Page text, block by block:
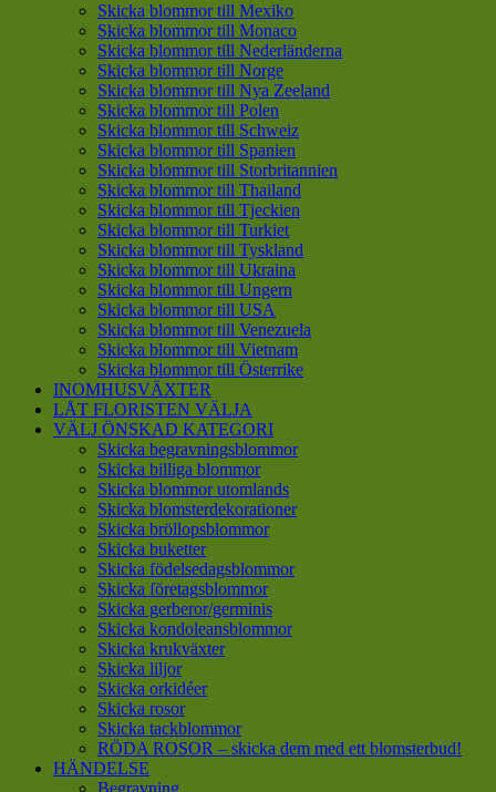
Skicka blommor till Mexiko
Skicka blommor till Monaco
Skicka blommor till Nederländerna
Skicka blommor till Norge
Skicka blommor till Nya Zeeland
Skicka blommor till Polen
Skicka blommor till Schweiz
Skicka blommor till Spanien
Skicka blommor till Storbritannien
Skicka blommor till Thailand
Skicka blommor till Tjeckien
Skicka blommor till Turkiet
Skicka blommor till Tyskland
Skicka blommor till Ukraina
Skicka blommor till Ungern
Skicka blommor till USA
Skicka blommor till Venezuela
Skicka blommor till Vietnam
Skicka blommor till Österrike
INOMHUSVÄXTER
LÅT FLORISTEN VÄLJA
VÄLJ ÖNSKAD KATEGORI
Skicka begravningsblommor
Skicka billiga blommor
Skicka blommor utomlands
Skicka blomsterdekorationer
Skicka bröllopsblommor
Skicka buketter
Skicka födelsedagsblommor
Skicka företagsblommor
Skicka gerberor/germinis
Skicka kondoleansblommor
Skicka krukväxter
Skicka liljor
Skicka orkidéer
Skicka rosor
Skicka tackblommor
RÖDA ROSOR – skicka dem med ett blomsterbud!
HÄNDELSE
Begravning